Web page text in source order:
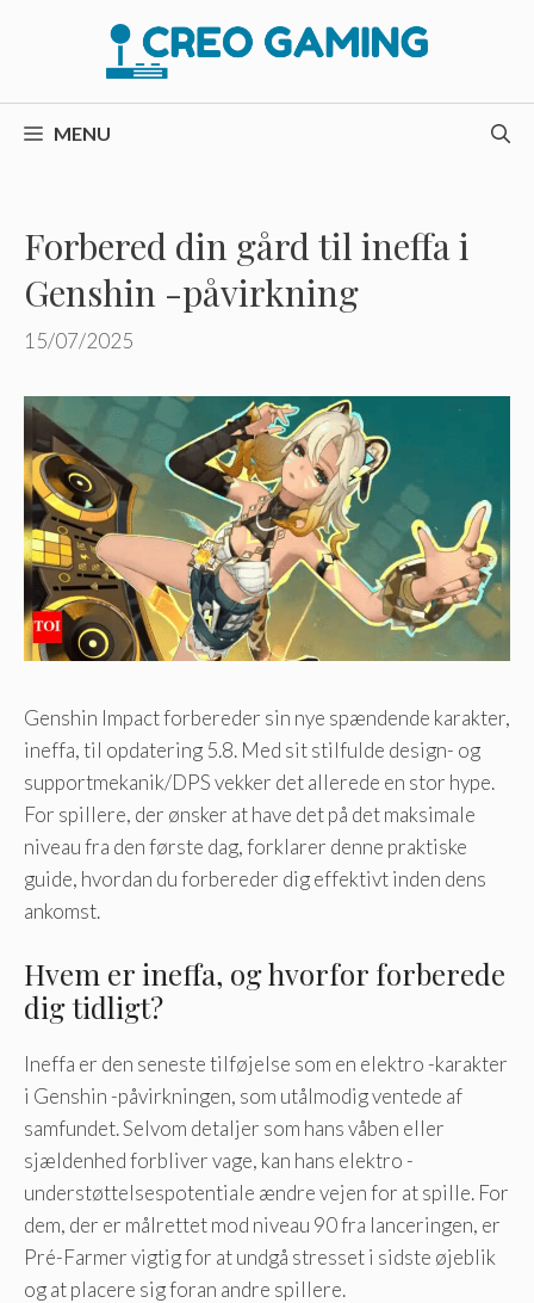
MENU
Forbered din gård til ineffa i
Genshin -påvirkning
15/07/2025
Genshin Impact forbereder sin nye spændende karakter,
ineffa, til opdatering 5.8. Med sit stilfulde design- og
supportmekanik/DPS vekker det allerede en stor hype.
For spillere, der ønsker at have det på det maksimale
niveau fra den første dag, forklarer denne praktiske
guide, hvordan du forbereder dig effektivt inden dens
ankomst.
Hvem er ineffa, og hvorfor forberede
dig tidligt?
Ineffa er den seneste tilføjelse som en elektro -karakter
i Genshin -påvirkningen, som utålmodig ventede af
samfundet. Selvom detaljer som hans våben eller
sjældenhed forbliver vage, kan hans elektro -
understøttelsespotentiale ændre vejen for at spille. For
dem, der er målrettet mod niveau 90 fra lanceringen, er
Pré-Farmer vigtig for at undgå stresset i sidste øjeblik
og at placere sig foran andre spillere.